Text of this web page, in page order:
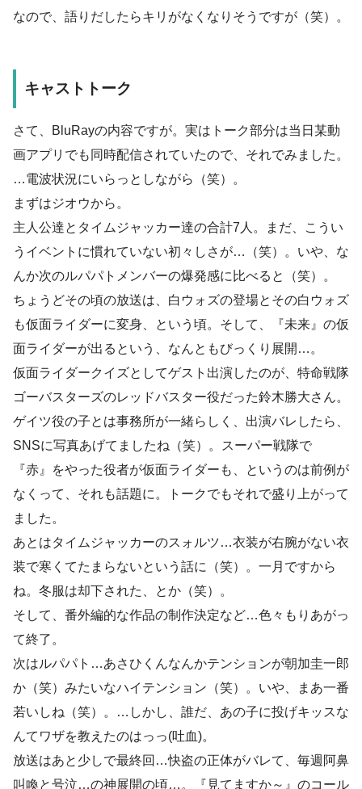
なので、語りだしたらキリがなくなりそうですが（笑）。
キャストトーク
さて、BluRayの内容ですが。実はトーク部分は当日某動
画アプリでも同時配信されていたので、それでみました。
…電波状況にいらっとしながら（笑）。
まずはジオウから。
主人公達とタイムジャッカー達の合計7人。まだ、こうい
うイベントに慣れていない初々しさが…（笑）。いや、な
んか次のルパパトメンバーの爆発感に比べると（笑）。
ちょうどその頃の放送は、白ウォズの登場とその白ウォズ
も仮面ライダーに変身、という頃。そして、『未来』の仮
面ライダーが出るという、なんともびっくり展開…。
仮面ライダークイズとしてゲスト出演したのが、特命戦隊
ゴーバスターズのレッドバスター役だった鈴木勝大さん。
ゲイツ役の子とは事務所が一緒らしく、出演バレしたら、
SNSに写真あげてましたね（笑）。スーパー戦隊で
『赤』をやった役者が仮面ライダーも、というのは前例が
なくって、それも話題に。トークでもそれで盛り上がって
ました。
あとはタイムジャッカーのスォルツ…衣装が右腕がない衣
装で寒くてたまらないという話に（笑）。一月ですから
ね。冬服は却下された、とか（笑）。
そして、番外編的な作品の制作決定など…色々もりあがっ
て終了。
次はルパパト…あさひくんなんかテンションが朝加圭一郎
か（笑）みたいなハイテンション（笑）。いや、まあ一番
若いしね（笑）。…しかし、誰だ、あの子に投げキッスな
んてワザを教えたのはっっ(吐血)。
放送はあと少しで最終回…快盗の正体がバレて、毎週阿鼻
叫喚と号泣…の神展開の頃…。『見てますか～』のコール